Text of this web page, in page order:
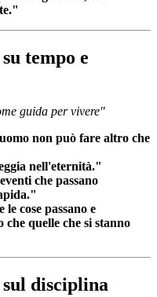
tempo e
guida per vivere"
non può fare altro che
nell'eternità."
che passano
cose passano e
che quelle che si stanno
disciplina